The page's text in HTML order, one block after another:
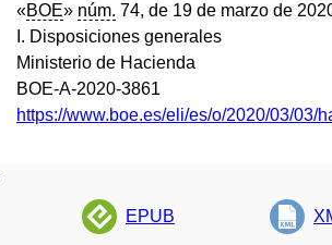
«BOE» núm. 74, de 19 de marzo de
I. Disposiciones generales
Ministerio de Hacienda
BOE-A-2020-3861
https://www.boe.es/eli/es/o/2020/03/03/
EPUB